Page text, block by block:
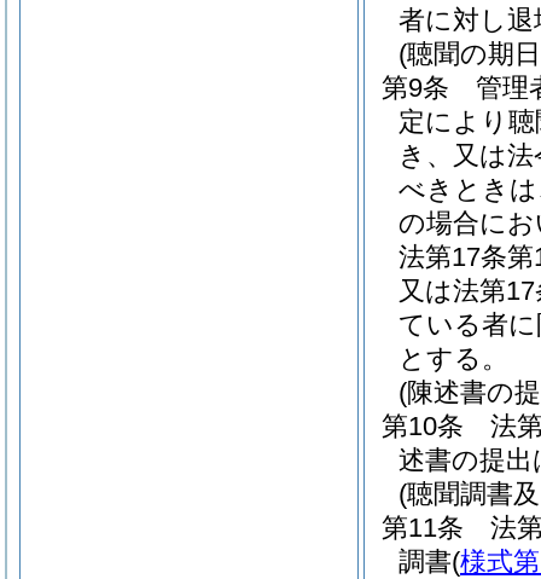
者に対し
(聴聞の期
第9条
管理
定により
き、又は
べきとき
の場合に
法第17条
又は法第
ている者
とする。
(陳述書の
第10条
法
述書の提出
(聴聞調書
第11条
法
調書(様式